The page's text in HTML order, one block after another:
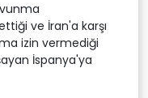
ve İran'a karşı
izin vermediği
İspanya'ya